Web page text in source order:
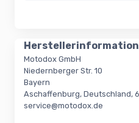
Motodox GmbH
Niedernberger Str. 10
Bayern
Aschaffenburg, Deutschland,
service@motodox.de